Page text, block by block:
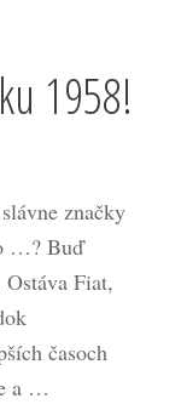
1958!
značky
…? Buď
Fiat,
časoch
a …